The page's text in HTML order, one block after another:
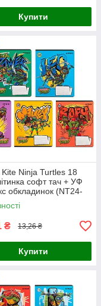
Купити
Ninja Turtles 18
софт тач + УФ
обкладинок (NT24-
₴ 13,26 ₴
Купити